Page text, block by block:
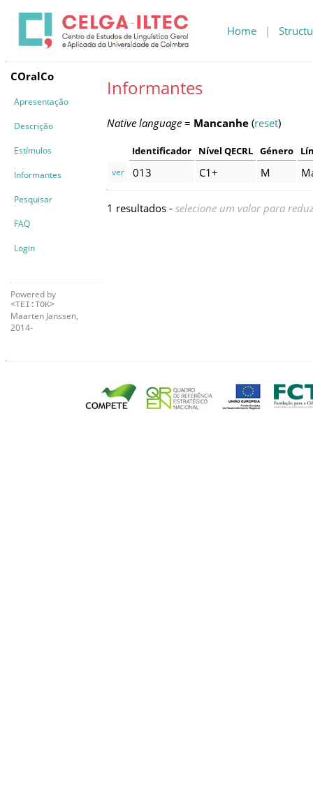
Home |
COralCo
Apresentação
Descrição
Estímulos
Informantes
Pesquisar
FAQ
Login
Powered by
<TEI:TOK>
Maarten Janssen,
2014-
Informantes
Native language = Mancanhe (reset)
Identificador Nível QECRL Género
ver 013 C1+ M
1 resultados - selecione um valor para